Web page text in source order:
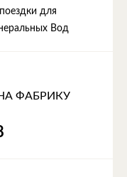
для
Вод
ФАБРИКУ